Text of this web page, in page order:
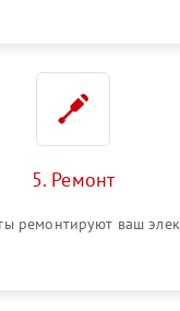
5. Ремонт
ремонтируют ваш